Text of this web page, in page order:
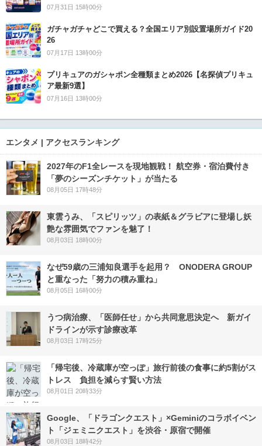
07月31日 15時00分
ガチャガチャどこで買える？全国エリア別設置場所ガイド20
26
07月17日 13時00分
プリキュアのガシャポン全種類まとめ2026【名探偵プリキュ
ア最新9選】
07月16日 13時00分
エンタメ | アクセスランキング
2027年のF1全レースを現地観戦！ 航空券・宿泊費付き
「夢のシーズンチケット」が当たる
08月05日 17時48分
東雲うみ、「スピリッツ」の表紙＆グラビアに登場し妖
艶な雰囲気でファンを魅了！
08月03日 18時00分
なぜ59歳の三浦知良選手を起用？ ONODERA GROUP
と重なった「努力の積み重ね」
08月05日 16時00分
うつ病治療、「医師任せ」から共同意思決定へ 新ガイ
ドラインが示す診療改革
08月03日 17時25分
「帰宅後、冷蔵庫が空っぽ」旅行前後の食事に約5割がス
トレス 負担を減らす賢い方法
08月01日 20時33分
Google、「ドラゴンクエスト」×Geminiのコラボイベン
ト「ジェミニクエスト」を渋谷・原宿で開催
08月03日 18時42分